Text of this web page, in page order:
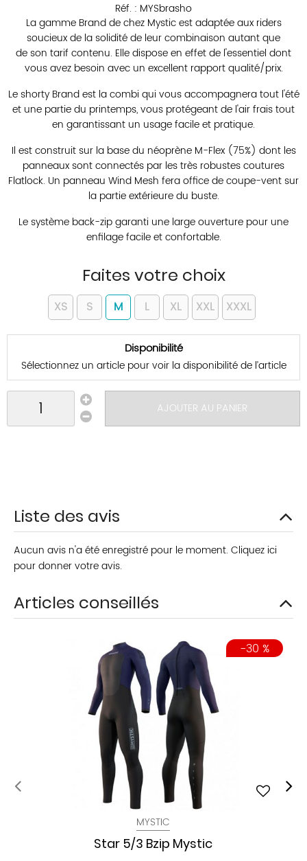
Réf. : MYSbrasho
La gamme Brand de chez Mystic est adaptée aux riders
soucieux de la solidité de leur combinaison autant que
de son tarif contenu. Elle dispose en effet de l'essentiel dont
vous avez besoin avec un excellent rapport qualité/prix.
Le shorty Brand est la combi qui vous accompagnera tout l'été
et une partie du printemps, vous protégeant de l'air frais tout
en garantissant un usage facile et pratique.
Il est construit sur la base du néoprène M-Flex (75%) dont les
panneaux sont connectés par les très robustes coutures
Flatlock. Un panneau Wind Mesh fera office de coupe-vent sur
la partie extérieure du buste.
Le système back-zip garanti une large ouverture pour une
enfilage facile et confortable.
Faites votre choix
XS S M L XL XXL XXXL
Disponibilité
Sélectionnez un article pour voir la disponibilité de l’article
AJOUTER AU PANIER
Liste des avis
Aucun avis n'a été enregistré pour le moment. Cliquez ici
pour donner votre avis.
Articles conseillés
-30 %
MYSTIC
Star 5/3 Bzip Mystic